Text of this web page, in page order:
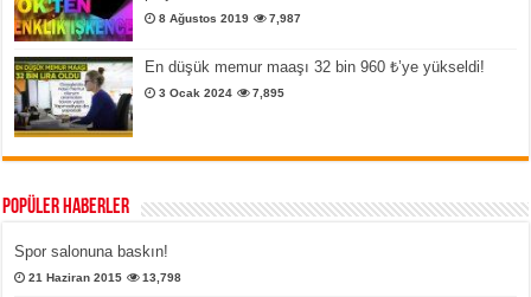
8 Ağustos 2019 7,987
En düşük memur maaşı 32 bin 960 ₺’ye yükseldi!
3 Ocak 2024 7,895
Popüler Haberler
Spor salonuna baskın!
21 Haziran 2015 13,798